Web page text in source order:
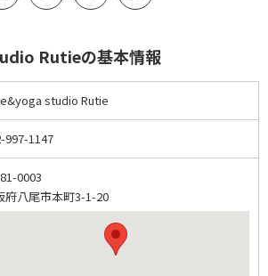
Rutieの基本情報
studio Rutie
997-1147
0003
府八尾市本町3-1-20